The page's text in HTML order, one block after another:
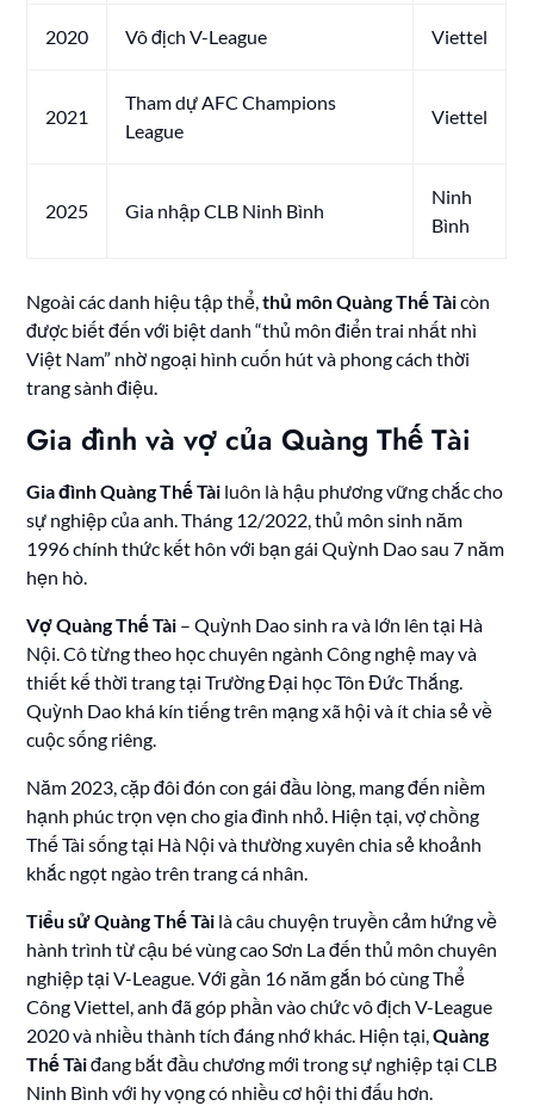
2020 Vô địch V-League Viettel
2021
Tham dự AFC Champions
League
Viettel
2025 Gia nhập CLB Ninh Bình
Ninh
Bình
Ngoài các danh hiệu tập thể,thủ môn Quàng Thế Tàicòn
được biết đến với biệt danh “thủ môn điển trai nhất nhì
Việt Nam” nhờ ngoại hình cuốn hút và phong cách thời
trang sành điệu.
Gia đình và vợ của Quàng Thế Tài
Gia đình Quàng Thế Tài luôn là hậu phương vững chắc cho
sự nghiệp của anh. Tháng 12/2022, thủ môn sinh năm
1996 chính thức kết hôn với bạn gái Quỳnh Dao sau 7 năm
hẹn hò.
Vợ Quàng Thế Tài – Quỳnh Dao sinh ra và lớn lên tại Hà
Nội. Cô từng theo học chuyên ngành Công nghệ may và
thiết kế thời trang tại Trường Đại học Tôn Đức Thắng.
Quỳnh Dao khá kín tiếng trên mạng xã hội và ít chia sẻ về
cuộc sống riêng.
Năm 2023, cặp đôi đón con gái đầu lòng, mang đến niềm
hạnh phúc trọn vẹn cho gia đình nhỏ. Hiện tại, vợ chồng
Thế Tài sống tại Hà Nội và thường xuyên chia sẻ khoảnh
khắc ngọt ngào trên trang cá nhân.
Tiểu sử Quàng Thế Tài là câu chuyện truyền cảm hứng về
hành trình từ cậu bé vùng cao Sơn La đến thủ môn chuyên
nghiệp tại V-League. Với gần 16 năm gắn bó cùng Thể
Công Viettel, anh đã góp phần vào chức vô địch V-League
2020 và nhiều thành tích đáng nhớ khác. Hiện tại,Quàng
Thế Tàiđang bắt đầu chương mới trong sự nghiệp tại CLB
Ninh Bình với hy vọng có nhiều cơ hội thi đấu hơn.